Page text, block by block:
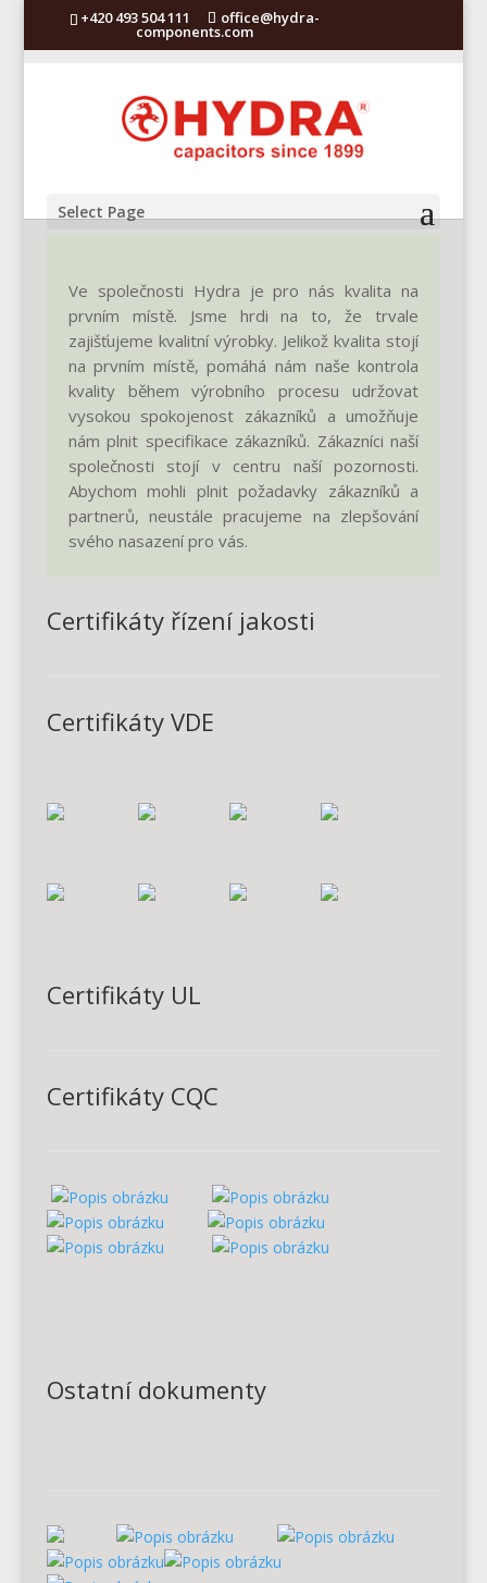
+420 493 504 111 office@hydra-
components.com
Select Page
Ve společnosti Hydra je pro nás kvalita na
prvním místě. Jsme hrdi na to, že trvale
zajišťujeme kvalitní výrobky. Jelikož kvalita stojí
na prvním místě, pomáhá nám naše kontrola
kvality během výrobního procesu udržovat
vysokou spokojenost zákazníků a umožňuje
nám plnit specifikace zákazníků. Zákazníci naší
společnosti stojí v centru naší pozornosti.
Abychom mohli plnit požadavky zákazníků a
partnerů, neustále pracujeme na zlepšování
svého nasazení pro vás.
Certifikáty řízení jakosti
Certifikáty VDE
Certifikáty UL
Certifikáty CQC
Ostatní dokumenty